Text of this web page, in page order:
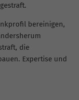
bereinigen,
die
Expertise und